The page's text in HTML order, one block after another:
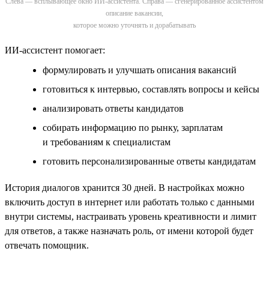
описание вакансии,
которое можно уточнять и дорабатывать
ИИ-ассистент помогает:
формулировать и улучшать описания вакансий
готовиться к интервью, составлять вопросы и кейсы
анализировать ответы кандидатов
собирать информацию по рынку, зарплатам
и требованиям к специалистам
готовить персонализированные ответы кандидатам
История диалогов хранится 30 дней. В настройках можно
включить доступ в интернет или работать только с данными
внутри системы, настраивать уровень креативности и лимит
для ответов, а также назначать роль, от имени которой будет
отвечать помощник.